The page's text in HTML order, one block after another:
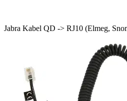
Jabra Kabel QD -> RJ10 (Elmeg,